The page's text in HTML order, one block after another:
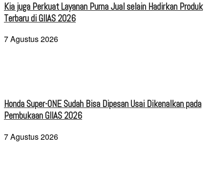
Kia juga Perkuat Layanan Purna Jual selain Hadirkan Produk
Terbaru di GIIAS 2026
7 Agustus 2026
Honda Super-ONE Sudah Bisa Dipesan Usai Dikenalkan pada
Pembukaan GIIAS 2026
7 Agustus 2026